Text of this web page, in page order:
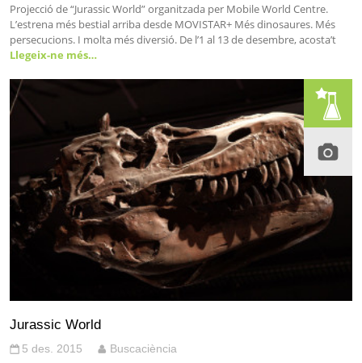
Projecció de “Jurassic World” organitzada per Mobile World Centre.
L’estrena més bestial arriba desde MOVISTAR+ Més dinosaures. Més
persecucions. I molta més diversió. De l’1 al 13 de desembre, acosta’t
Llegeix-ne més…
Jurassic World
5 des. 2015 Buscaciència